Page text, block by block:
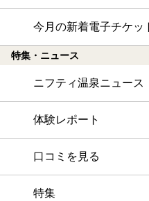
今月の新着電子チケッ
特集・ニュース
ニフティ温泉ニュース
体験レポート
口コミを見る
特集